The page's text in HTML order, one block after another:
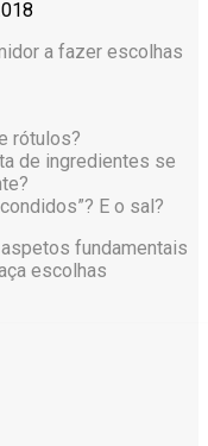
a fazer escolhas
rótulos?
de ingredientes se
E o sal?
fundamentais
escolhas